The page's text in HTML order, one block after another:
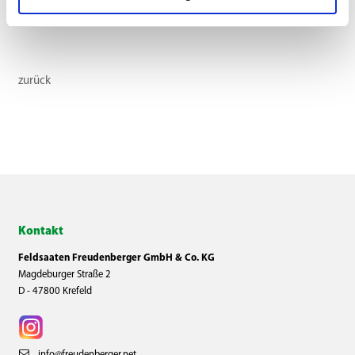
zurück
Kontakt
Feldsaaten Freudenberger GmbH & Co. KG
Magdeburger Straße 2
D - 47800 Krefeld